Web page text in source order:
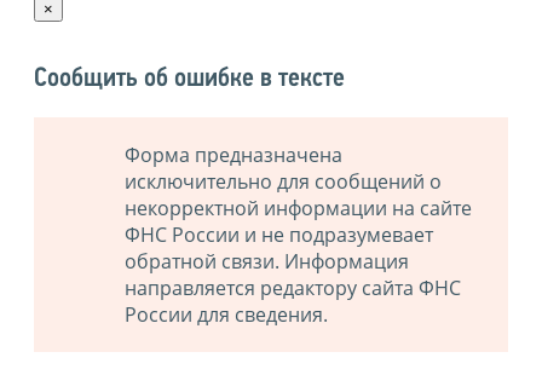
×
Сообщить об ошибке в тексте
Форма предназначена
исключительно для сообщений о
некорректной информации на сайте
ФНС России и не подразумевает
обратной связи. Информация
направляется редактору сайта ФНС
России для сведения.